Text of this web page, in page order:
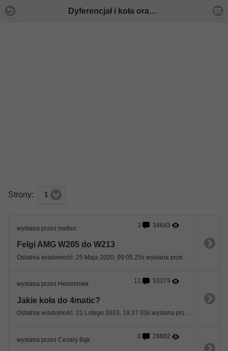
Dyferencjał i koła oraz przeniesienie napędu - Forum Mercedes E-Klasa
Strony: 1
wysłana przez metixo 3 34643
Felgi AMG W205 do W213
wysłana przez Heronimek 11 53379
Jakie koła do 4matic?
Ostatnia wiadomość: 21 Lutego 2023, 19:37 03s wysłana przez RAF77
wysłana przez Cezary Bąk 0 28882